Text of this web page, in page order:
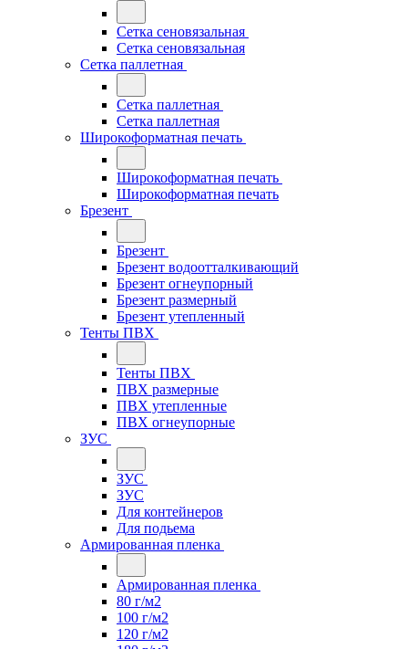
Сетка сеновязальная
Сетка сеновязальная
Сетка паллетная
Сетка паллетная
Сетка паллетная
Широкоформатная печать
Широкоформатная печать
Широкоформатная печать
Брезент
Брезент
Брезент водоотталкивающий
Брезент огнеупорный
Брезент размерный
Брезент утепленный
Тенты ПВХ
Тенты ПВХ
ПВХ размерные
ПВХ утепленные
ПВХ огнеупорные
ЗУС
ЗУС
ЗУС
Для контейнеров
Для подьема
Армированная пленка
Армированная пленка
80 г/м2
100 г/м2
120 г/м2